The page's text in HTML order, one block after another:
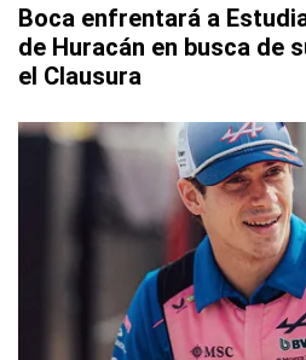
Boca enfrentará a
de Huracán en busca de
el Clausura